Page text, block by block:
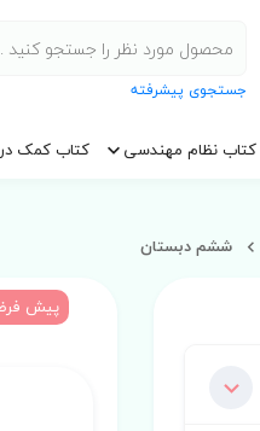
جستجوی پیشرفته
کتاب نظام مهندسی کتاب کمک
ششم دبستان
پیش